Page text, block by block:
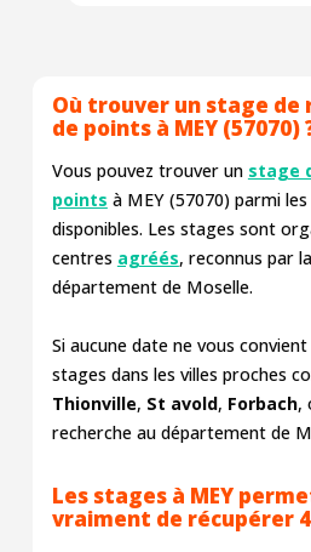
Où trouver un stage de
de points à MEY (57070)
Vous pouvez trouver un stage
points à MEY (57070) parmi les
disponibles. Les stages sont
centres agréés, reconnus par
département de Moselle.
Si aucune date ne vous
stages dans les villes proches
Thionville, St avold, Forbach,
recherche au département de
Les stages à MEY
vraiment de récupérer